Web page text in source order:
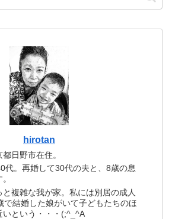
hirotan
日野市在住。
代。再婚して30代の夫と、8歳の息
複雑な我が家。私には別居の成人
で結婚した娘がいて子どもたちのほ
いという・・・(;^_^A